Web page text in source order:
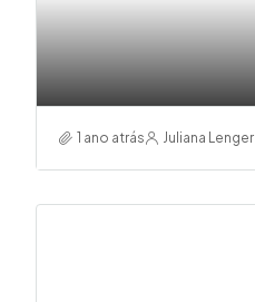
1 ano atrás Juliana Lenger